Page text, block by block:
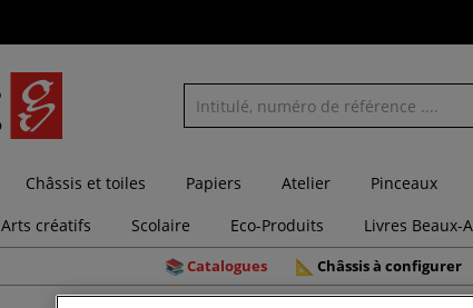
Châssis et toiles Papiers Atelier Pinceaux
Arts créatifs Scolaire Eco-Produits Livres Beaux-
Catalogues Châssis à configurer